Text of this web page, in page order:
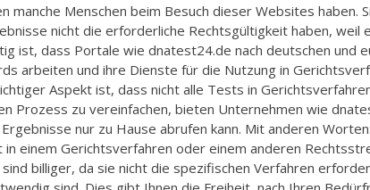
manche Menschen beim Besuch dieser Websites haben.
nicht die erforderliche Rechtsgültigkeit haben, weil
ist, dass Portale wie dnatest24.de nach deutschen und
arbeiten und ihre Dienste für die Nutzung in
Aspekt ist, dass nicht alle Tests in
Prozess zu vereinfachen, bieten Unternehmen wie
nur zu Hause abrufen kann. Mit anderen
in einem Gerichtsverfahren oder einem anderen
billiger, da sie nicht die spezifischen Verfahren